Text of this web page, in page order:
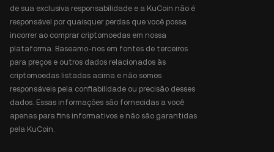
de sua exclusiva responsabilidade e a KuCoin não é
responsável por quaisquer perdas que você possa
incorrer ao comprar criptomoedas em nossa
plataforma. Baseamo-nos em fontes de terceiros
para preços e outros dados relacionados às
criptomoedas listadas acima e não somos
responsáveis pela confiabilidade ou precisão desses
dados. Essas informações são fornecidas a você
apenas para fins informativos e não são garantidas
pela KuCoin.